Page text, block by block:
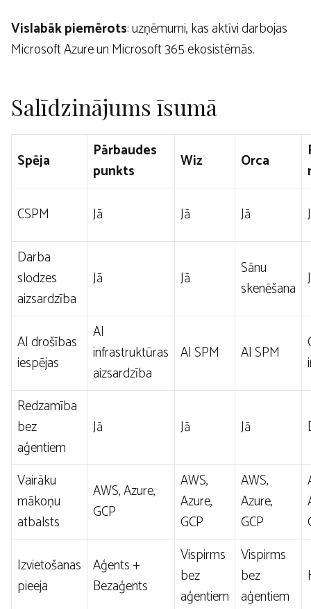
Vislabāk piemērots: uzņēmumi, kas aktīvi darbojas
Microsoft Azure un Microsoft 365 ekosistēmās.
Salīdzinājums īsumā
Spēja
Pārbaudes
punkts
Wiz Orca
CSPM
Jā Jā Jā
Darba
slodzes
aizsardzība
Jā Jā
Sānu
skenēšana
AI drošības
iespējas
AI
infrastruktūras
aizsardzība
AI SPM AI SPM
Redzamība
bez
aģentiem
Jā Jā Jā
Vairāku
mākoņu
atbalsts
AWS, Azure,
GCP
AWS,
Azure,
GCP
AWS,
Azure,
GCP
Izvietošanas
pieeja
Aģents +
Bezaģents
Vispirms
bez
aģentiem
Vispirms
bez
aģentiem